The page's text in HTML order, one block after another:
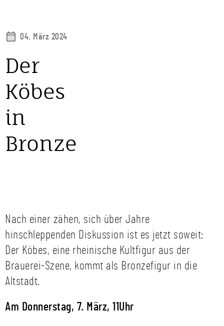
04. März 2024
Der
Köbes
in
Bronze
Nach einer zähen, sich über Jahre
hinschleppenden Diskussion ist es jetzt soweit:
Der Köbes, eine rheinische Kultfigur aus der
Brauerei-Szene, kommt als Bronzefigur in die
Altstadt.
Am Donnerstag, 7. März, 11Uhr